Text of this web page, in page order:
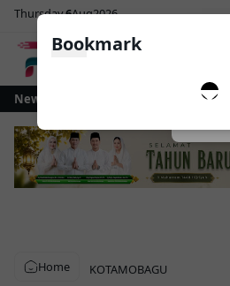
Thursday6Aug2026
Light
News Pemkot Kotamobagu dan KPP
Home KOTAMOBAGU
Bookmark